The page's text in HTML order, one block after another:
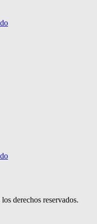
derechos reservados.